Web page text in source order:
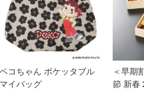
ペコちゃん ポケッタブル
マイバッグ
＜早期
節 新春